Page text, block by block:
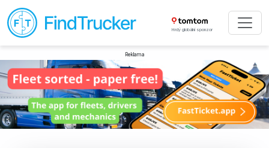
Hrdý globální sponzor
Reklama